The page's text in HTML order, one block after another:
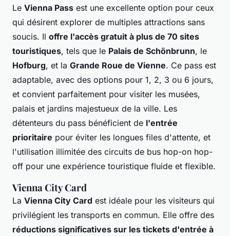
Le Vienna Pass est une excellente option pour ceux
qui désirent explorer de multiples attractions sans
soucis. Il offre l'accès gratuit à plus de 70 sites
touristiques, tels que le Palais de Schönbrunn, le
Hofburg, et la Grande Roue de Vienne. Ce pass est
adaptable, avec des options pour 1, 2, 3 ou 6 jours,
et convient parfaitement pour visiter les musées,
palais et jardins majestueux de la ville. Les
détenteurs du pass bénéficient de l'entrée
prioritaire pour éviter les longues files d'attente, et
l'utilisation illimitée des circuits de bus hop-on hop-
off pour une expérience touristique fluide et flexible.
Vienna City Card
La Vienna City Card est idéale pour les visiteurs qui
privilégient les transports en commun. Elle offre des
réductions significatives sur les tickets d'entrée à